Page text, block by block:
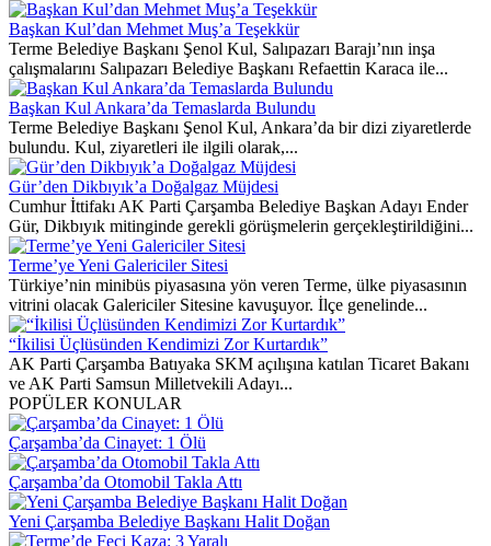
Başkan Kul’dan Mehmet Muş’a Teşekkür
Terme Belediye Başkanı Şenol Kul, Salıpazarı Barajı’nın inşa
çalışmalarını Salıpazarı Belediye Başkanı Refaettin Karaca ile...
Başkan Kul Ankara’da Temaslarda Bulundu
Terme Belediye Başkanı Şenol Kul, Ankara’da bir dizi ziyaretlerde
bulundu. Kul, ziyaretleri ile ilgili olarak,...
Gür’den Dikbıyık’a Doğalgaz Müjdesi
Cumhur İttifakı AK Parti Çarşamba Belediye Başkan Adayı Ender
Gür, Dikbıyık mitinginde gerekli görüşmelerin gerçekleştirildiğini...
Terme’ye Yeni Galericiler Sitesi
Türkiye’nin minibüs piyasasına yön veren Terme, ülke piyasasının
vitrini olacak Galericiler Sitesine kavuşuyor. İlçe genelinde...
“İkilisi Üçlüsünden Kendimizi Zor Kurtardık”
AK Parti Çarşamba Batıyaka SKM açılışına katılan Ticaret Bakanı
ve AK Parti Samsun Milletvekili Adayı...
POPÜLER KONULAR
Çarşamba’da Cinayet: 1 Ölü
Çarşamba’da Otomobil Takla Attı
Yeni Çarşamba Belediye Başkanı Halit Doğan